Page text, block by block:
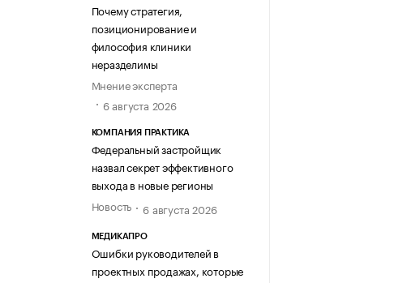
Почему стратегия,
позиционирование и
философия клиники
неразделимы
Мнение эксперта
6 августа 2026
КОМПАНИЯ ПРАКТИКА
Федеральный застройщик
назвал секрет эффективного
выхода в новые регионы
Новость
6 августа 2026
МЕДИКАПРО
Ошибки руководителей в
проектных продажах, которые